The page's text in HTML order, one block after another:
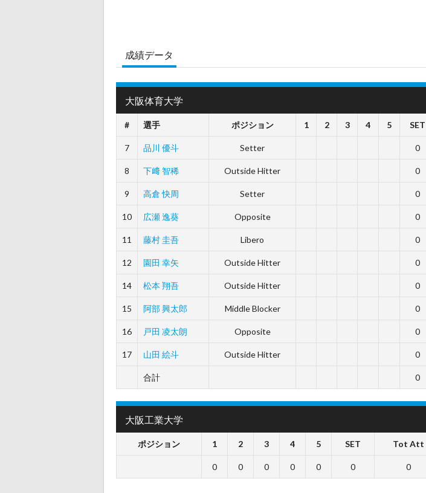
成績データ
大阪体育大学
# 選手 ポジション 1 2 3 4 5 SET
7 品川 優斗 Setter 0
8 下﨑 智稀 Outside Hitter 0
9 高倉 快周 Setter 0
10 広瀬 逸葵 Opposite 0
11 藤村 圭吾 Libero 0
12 園田 幸矢 Outside Hitter 0
14 松本 翔吾 Outside Hitter 0
15 阿部 興太郎 Middle Blocker 0
16 戸田 凌太朗 Opposite 0
17 山田 絵斗 Outside Hitter 0
合計 0
大阪工業大学
ポジション 1 2 3 4 5 SET Tot Att
0 0 0 0 0 0 0